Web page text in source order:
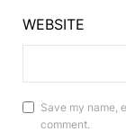
WEBSITE
Save my name,
comment.